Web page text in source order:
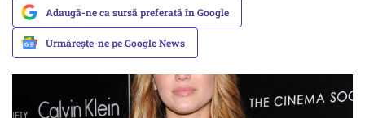
Adaugă-ne ca sursă preferată în Google
Urmărește-ne pe Google News